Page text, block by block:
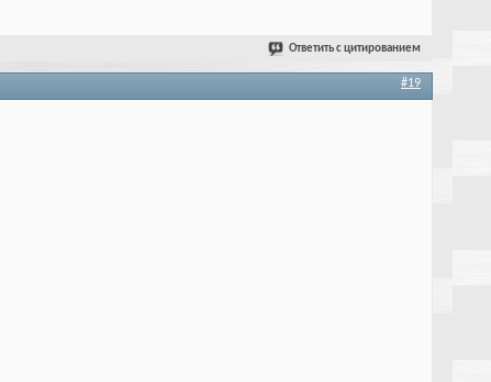
Ответить с цитированием
#19